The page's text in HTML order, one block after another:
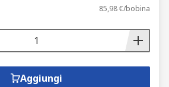
85,98 €/bobina
Aggiungi